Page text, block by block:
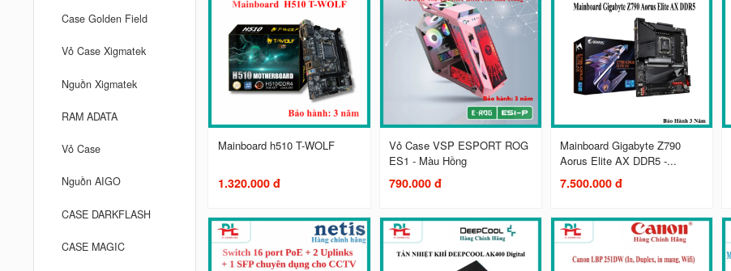
Case Golden Field
Vỏ Case Xigmatek
Nguồn Xigmatek
RAM ADATA
Vỏ Case
Nguồn AIGO
CASE DARKFLASH
CASE MAGIC
Mainboard h510 T-WOLF
1.320.000 đ
Vỏ Case VSP ESPORT ROG
ES1 - Màu Hồng
790.000 đ
Mainboard Gigabyte Z790
Aorus Elite AX DDR5 -...
7.500.000 đ